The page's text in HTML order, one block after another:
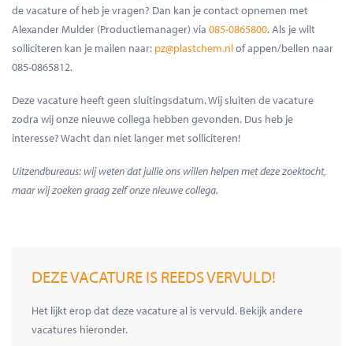
de vacature of heb je vragen? Dan kan je contact opnemen met
Alexander Mulder (Productiemanager) via 085-0865800. Als je wilt
solliciteren kan je mailen naar: pz@plastchem.nlof appen/bellen naar
085-0865812.
Deze vacature heeft geen sluitingsdatum. Wij sluiten de vacature
zodra wij onze nieuwe collega hebben gevonden. Dus heb je
interesse? Wacht dan niet langer met solliciteren!
Uitzendbureaus: wij weten dat jullie ons willen helpen met deze zoektocht,
maar wij zoeken graag zelf onze nieuwe collega.
DEZE VACATURE IS REEDS VERVULD!
Het lijkt erop dat deze vacature al is vervuld. Bekijk andere
vacatures hieronder.